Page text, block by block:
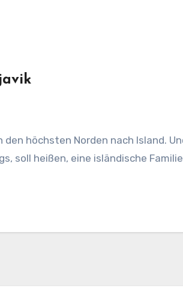
soll heißen, eine isländische Familie